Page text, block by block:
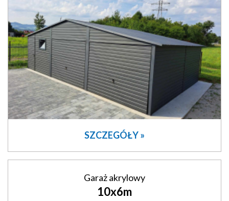
SZCZEGÓŁY »
Garaż akrylowy
10x6m